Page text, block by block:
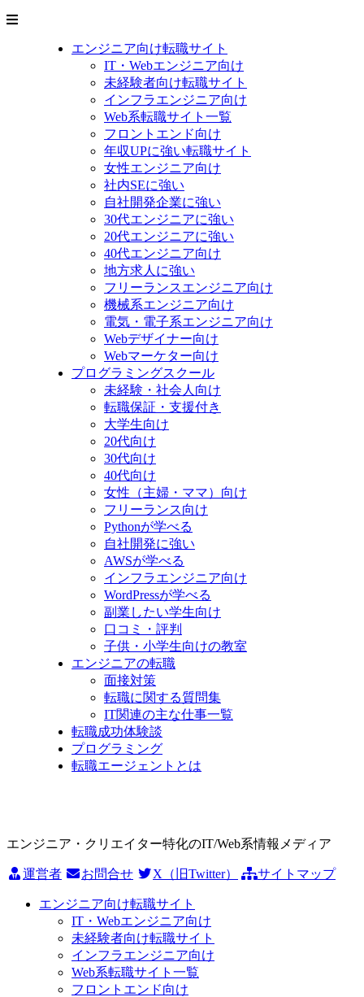
エンジニア向け転職サイト
IT・Webエンジニア向け
未経験者向け転職サイト
インフラエンジニア向け
Web系転職サイト一覧
フロントエンド向け
年収UPに強い転職サイト
女性エンジニア向け
社内SEに強い
自社開発企業に強い
30代エンジニアに強い
20代エンジニアに強い
40代エンジニア向け
地方求人に強い
フリーランスエンジニア向け
機械系エンジニア向け
電気・電子系エンジニア向け
Webデザイナー向け
Webマーケター向け
プログラミングスクール
未経験・社会人向け
転職保証・支援付き
大学生向け
20代向け
30代向け
40代向け
女性（主婦・ママ）向け
フリーランス向け
Pythonが学べる
自社開発に強い
AWSが学べる
インフラエンジニア向け
WordPressが学べる
副業したい学生向け
口コミ・評判
子供・小学生向けの教室
エンジニアの転職
面接対策
転職に関する質問集
IT関連の主な仕事一覧
転職成功体験談
プログラミング
転職エージェントとは
エンジニア・クリエイター特化のIT/Web系情報メディア
運営者 お問合せ X（旧Twitter） サイトマップ
エンジニア向け転職サイト
IT・Webエンジニア向け
未経験者向け転職サイト
インフラエンジニア向け
Web系転職サイト一覧
フロントエンド向け